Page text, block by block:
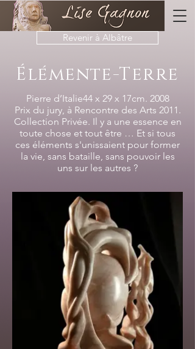
Revenir à Albâtre
Élémente-Terre
Pierre d’Italie44 x 29 x 17cm. 2008
Prix du jury, à Rencontre des Arts 2011.
Collection Privée. Il y a une essence en
toute chose et tout être … Et si tous
ces éléments s'unissaient pour former
la vie, sans bataille, sans pouvoir les
uns sur les autres ?